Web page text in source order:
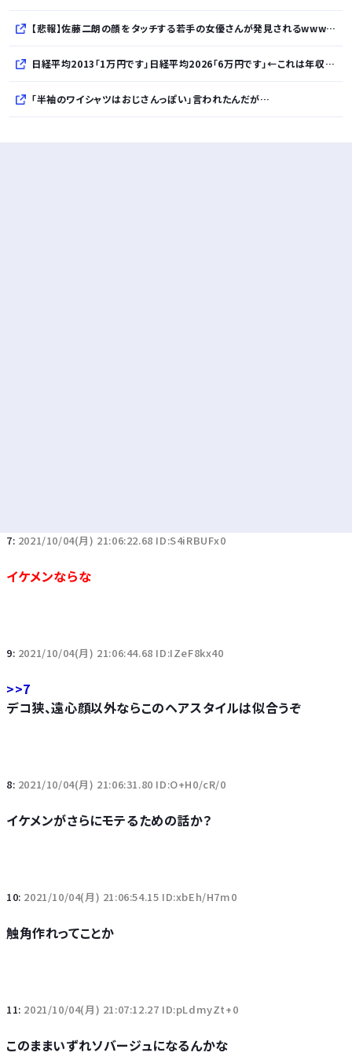
【悲報】佐藤二朗の顔をタッチする若手の女優さんが発見されるwwwwwwwwwwwwww
日経平均2013「1万円です」日経平均2026「6万円です」←これは年収爆上がりしたんやろなぁ…
「半袖のワイシャツはおじさんっぽい」言われたんだが…
7: 2021/10/04(月) 21:06:22.68 ID:S4iRBUFx0
イケメンならな
9: 2021/10/04(月) 21:06:44.68 ID:IZeF8kx40
>>7
デコ狭、遠心顔以外ならこのヘアスタイルは似合うぞ
8: 2021/10/04(月) 21:06:31.80 ID:O+H0/cR/0
イケメンがさらにモテるための話か？
10: 2021/10/04(月) 21:06:54.15 ID:xbEh/H7m0
触角作れってことか
11: 2021/10/04(月) 21:07:12.27 ID:pLdmyZt+0
このままいずれソバージュになるんかな